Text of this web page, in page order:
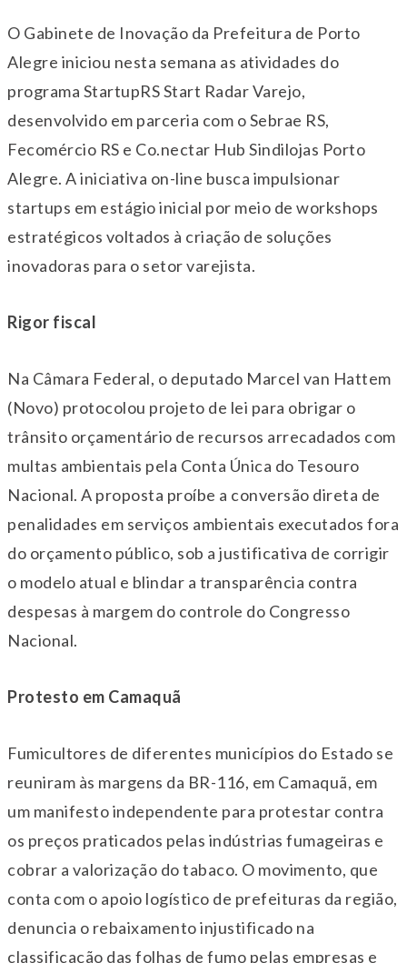
O Gabinete de Inovação da Prefeitura de Porto
Alegre iniciou nesta semana as atividades do
programa StartupRS Start Radar Varejo,
desenvolvido em parceria com o Sebrae RS,
Fecomércio RS e Co.nectar Hub Sindilojas Porto
Alegre. A iniciativa on-line busca impulsionar
startups em estágio inicial por meio de workshops
estratégicos voltados à criação de soluções
inovadoras para o setor varejista.
Rigor fiscal
Na Câmara Federal, o deputado Marcel van Hattem
(Novo) protocolou projeto de lei para obrigar o
trânsito orçamentário de recursos arrecadados com
multas ambientais pela Conta Única do Tesouro
Nacional. A proposta proíbe a conversão direta de
penalidades em serviços ambientais executados fora
do orçamento público, sob a justificativa de corrigir
o modelo atual e blindar a transparência contra
despesas à margem do controle do Congresso
Nacional.
Protesto em Camaquã
Fumicultores de diferentes municípios do Estado se
reuniram às margens da BR-116, em Camaquã, em
um manifesto independente para protestar contra
os preços praticados pelas indústrias fumageiras e
cobrar a valorização do tabaco. O movimento, que
conta com o apoio logístico de prefeituras da região,
denuncia o rebaixamento injustificado na
classificação das folhas de fumo pelas empresas e